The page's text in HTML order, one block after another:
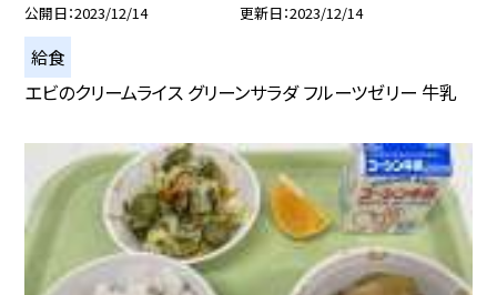
公開日 2023/12/14 更新日 2023/12/14
給食
エビのクリームライス グリーンサラダ フルーツゼリー 牛乳